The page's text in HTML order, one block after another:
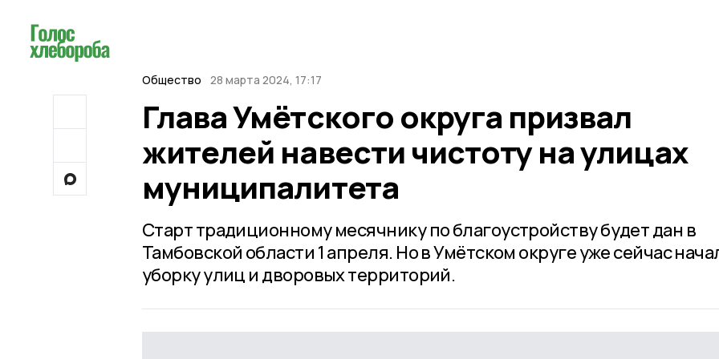
Общество 28 марта 2024, 17:17
Глава Умётского округа призвал
жителей навести чистоту на улицах
муниципалитета
Старт традиционному месячнику по благоустройству будет дан в
Тамбовской области 1 апреля. Но в Умётском округе уже сейчас
уборку улиц и дворовых территорий.